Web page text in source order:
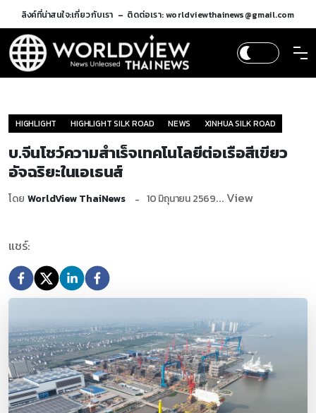
ลิงค์ที่น่าสนใจ:เกี่ยวกับเรา ติดต่อเรา: worldviewthainews@gmail.com
HIGHLIGHT HIGHLIGHT SILK ROAD NEWS XINHUA SILK ROAD
บ.จีนโชว์ความสำเร็จเทคโนโลยีต่อเรือสีเขียว
อัจฉริยะในเอเธนส์
โดย WorldView ThaiNews 10 มิถุนายน 2569... View
แชร์: